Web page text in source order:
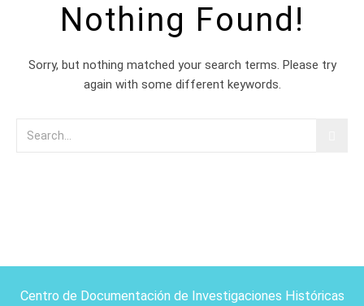
Nothing Found!
Sorry, but nothing matched your search terms. Please try
again with some different keywords.
Centro de Documentación de Investigaciones Históricas